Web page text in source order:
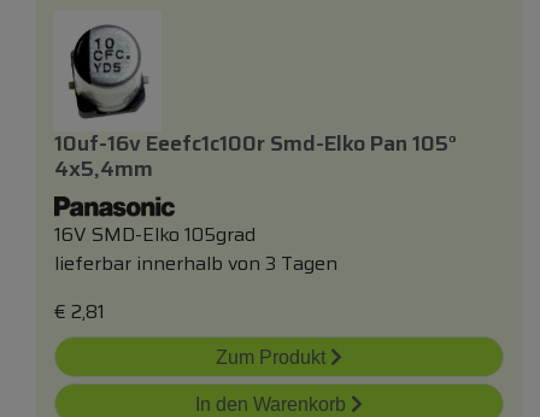
10uf-16v Eeefc1c100r Smd-Elko Pan 105°
4x5,4mm
16V SMD-Elko 105grad
lieferbar innerhalb von 3 Tagen
€ 2,81
Zum Produkt
In den Warenkorb